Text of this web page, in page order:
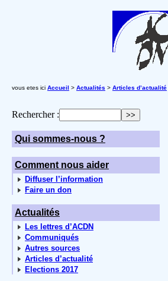
vous etes ici Accueil > Actualités > Articles d’actualité
Rechercher :
Qui sommes-nous ?
Comment nous aider
Diffuser l’information
Faire un don
Actualités
Les lettres d’ACDN
Communiqués
Autres sources
Articles d’actualité
Elections 2017